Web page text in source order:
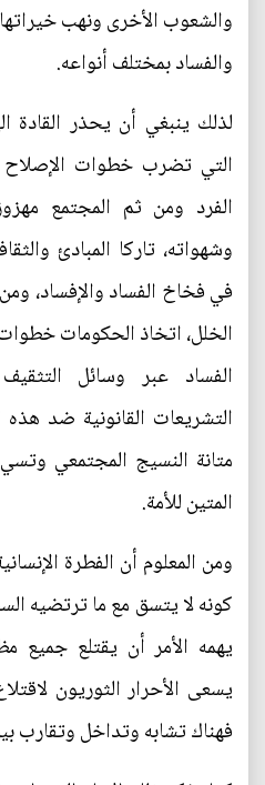
والشعوب الأخرى ونهب خيراتها
والفساد بمختلف أنواعه.
لذلك ينبغي أن يحذر القادة
التي تضرب خطوات الإصلاح
الفرد ومن ثم المجتمع
وشهواته، تاركا المبادئ
في فخاخ الفساد والإفساد،
الخلل، اتخاذ الحكومات
الفساد عبر وسائل
التشريعات القانونية ضد هذه
متانة النسيج المجتمعي
المتين للأمة.
ومن المعلوم أن الفطرة
كونه لا يتسق مع ما ترتضيه
يهمه الأمر أن يقتلع جميع
يسعى الأحرار الثوريون
فهناك تشابه وتداخل وتقارب